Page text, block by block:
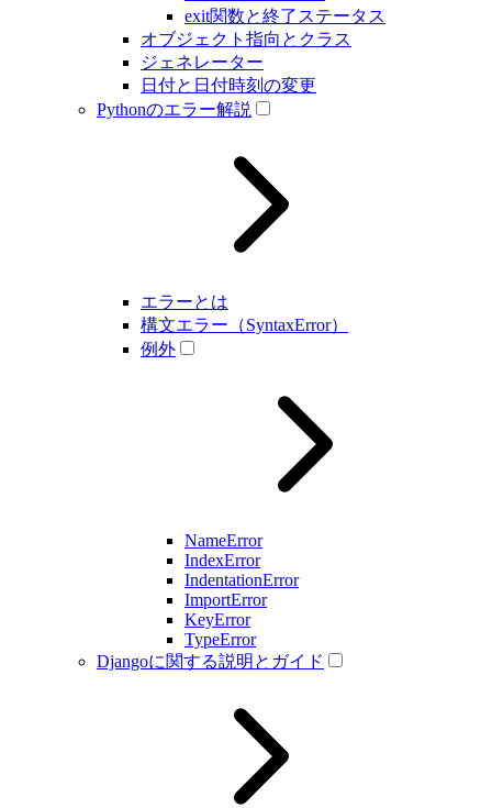
exit関数と終了ステータス
オブジェクト指向とクラス
ジェネレーター
日付と日付時刻の変更
Pythonのエラー解説
エラーとは
構文エラー（SyntaxError）
例外
NameError
IndexError
IndentationError
ImportError
KeyError
TypeError
Djangoに関する説明とガイド